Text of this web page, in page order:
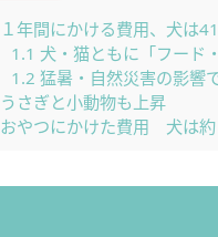
１年間にかける費用、犬は
1.1 犬・猫ともに「フード
1.2 猛暑・自然災害の影響
うさぎと小動物も上昇
おやつにかけた費用 犬は